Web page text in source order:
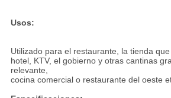
Usos:
Utilizado para el restaurante, la tienda
hotel, KTV, el gobierno y otras cantinas
relevante,
cocina comercial o restaurante del oeste